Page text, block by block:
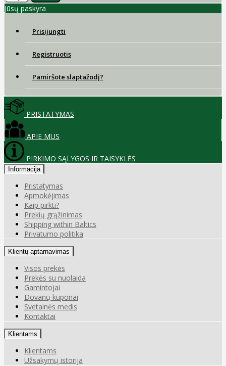
Jūsų paskyra
Prisijungti
Registruotis
Pamiršote slaptažodį?
PRISTATYMAS
APIE MUS
PIRKIMO SĄLYGOS IR TAISYKLĖS
Informacija
Pristatymas
Apmokėjimas
Kaip pirkti?
Prekių grąžinimas
Shipping within Baltics
Privatumo politika
Klientų aptarnavimas
Visos prekės
Prekės su nuolaida
Gamintojai
Dovanų kuponai
Svetainės medis
Kontaktai
Klientams
Klientams
Užsakymų istorija